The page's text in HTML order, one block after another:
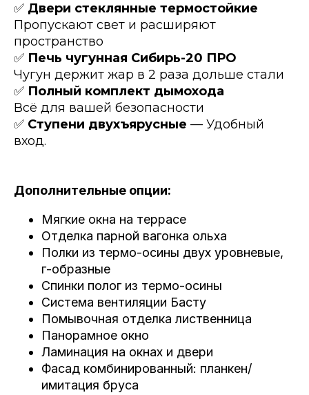
✅ Двери стеклянные термостойкие
Пропускают свет и расширяют
пространство
✅ Печь чугунная Сибирь-20 ПРО
Чугун держит жар в 2 раза дольше стали
✅ Полный комплект дымохода
Всё для вашей безопасности
✅ Ступени двухъярусные — Удобный
вход.
Дополнительные опции:
Мягкие окна на террасе
Отделка парной вагонка ольха
Полки из термо-осины двух уровневые,
г-образные
Спинки полог из термо-осины
Система вентиляции Басту
Помывочная отделка лиственница
Панорамное окно
Ламинация на окнах и двери
Фасад комбинированный: планкен/
имитация бруса